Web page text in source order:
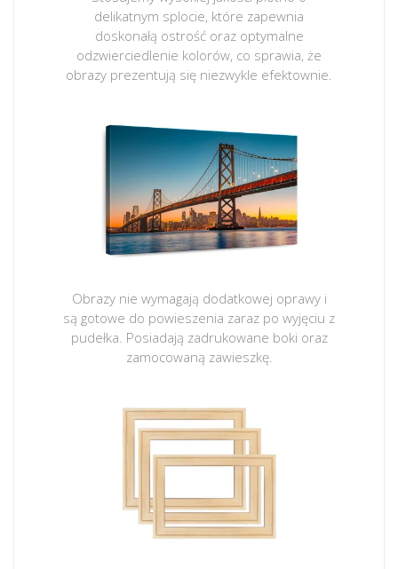
delikatnym splocie, które zapewnia
doskonałą ostrość oraz optymalne
odzwierciedlenie kolorów, co sprawia, że
obrazy prezentują się niezwykle efektownie.
Obrazy nie wymagają dodatkowej oprawy i
są gotowe do powieszenia zaraz po wyjęciu z
pudełka. Posiadają zadrukowane boki oraz
zamocowaną zawieszkę.